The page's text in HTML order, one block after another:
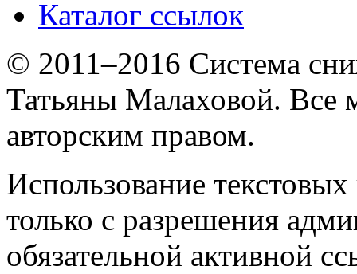
Каталог ссылок
© 2011–2016 Система
Татьяны Малаховой. Все
авторским правом.
Использование
только с разрешения
обязательной активной